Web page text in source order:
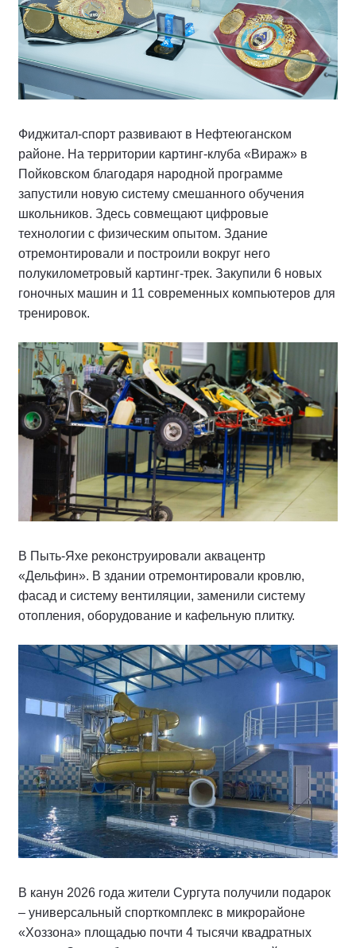
Фиджитал-спорт развивают в Нефтеюганском
районе. На территории картинг-клуба «Вираж» в
Пойковском благодаря народной программе
запустили новую систему смешанного обучения
школьников. Здесь совмещают цифровые
технологии с физическим опытом. Здание
отремонтировали и построили вокруг него
полукилометровый картинг-трек. Закупили 6 новых
гоночных машин и 11 современных компьютеров для
тренировок.
В Пыть-Яхе реконструировали аквацентр
«Дельфин». В здании отремонтировали кровлю,
фасад и систему вентиляции, заменили систему
отопления, оборудование и кафельную плитку.
В канун 2026 года жители Сургута получили подарок
– универсальный спорткомплекс в микрорайоне
«Хоззона» площадью почти 4 тысячи квадратных